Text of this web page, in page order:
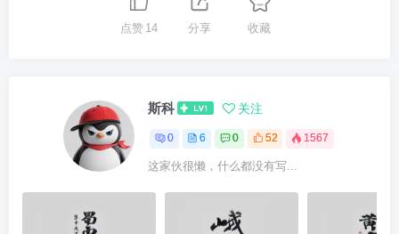
点赞 14 分享 收藏
斯科 关注
0 6 0 52 1567
这家伙很懒，什么都没有写...